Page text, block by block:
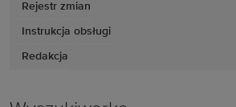
Rejestr zmian
Instrukcja obsługi
Redakcja